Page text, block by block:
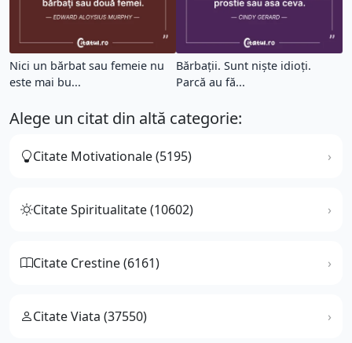
Nici un bărbat sau femeie nu
este mai bu...
Bărbații. Sunt niște idioți.
Parcă au fă...
Alege un citat din altă categorie:
Citate Motivationale (5195)
Citate Spiritualitate (10602)
Citate Crestine (6161)
Citate Viata (37550)